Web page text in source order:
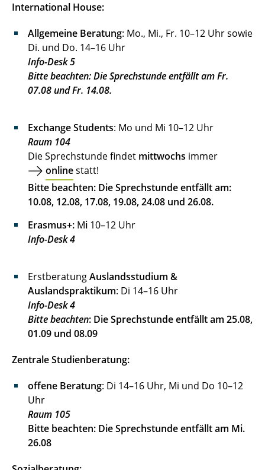
International House:
Allgemeine Beratung: Mo., Mi., Fr. 10–12 Uhr sowie
Di. und Do. 14–16 Uhr
Info-Desk 5
Bitte beachten: Die Sprechstunde entfällt am Fr.
07.08 und Fr. 14.08.
Exchange Students: Mo und Mi 10–12 Uhr
Raum 104
Die Sprechstunde findet mittwochs immer
onlinestatt!
Bitte beachten: Die Sprechstunde entfällt am:
10.08, 12.08, 17.08, 19.08, 24.08 und 26.08.
Erasmus+: Mi 10–12 Uhr
Info-Desk 4
ErstberatungAuslandsstudium &
Auslandspraktikum: Di 14–16 Uhr
Info-Desk 4
Bitte beachten: Die Sprechstunde entfällt am 25.08,
01.09 und 08.09
Zentrale Studienberatung:
offene Beratung: Di 14–16 Uhr, Mi und Do 10–12
Uhr
Raum 105
Bitte beachten: Die Sprechstunde entfällt am Mi.
26.08